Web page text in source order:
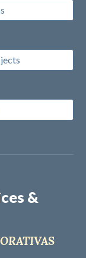
&